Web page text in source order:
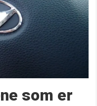
som er